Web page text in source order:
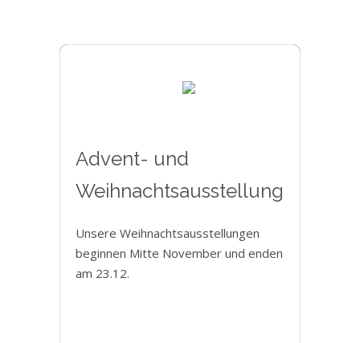
Advent- und
Weihnachtsausstellung
Unsere Weihnachtsausstellungen
beginnen Mitte November und enden
am 23.12.